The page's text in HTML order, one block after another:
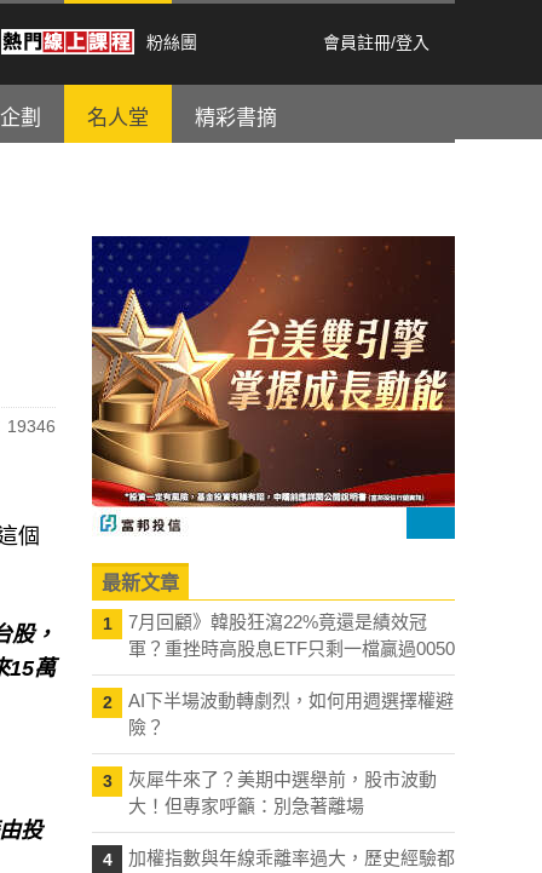
粉絲團 會員註冊/登入
劃 名人堂 精彩書摘
19346
15萬
最新文章
1
7月回顧》韓股狂瀉22%竟還是績效冠
軍？重挫時高股息ETF只剩一檔贏過0050
2
AI下半場波動轉劇烈，如何用週選擇權避
險？
3
灰犀牛來了？美期中選舉前，股市波動
大！但專家呼籲：別急著離場
4
加權指數與年線乖離率過大，歷史經驗都